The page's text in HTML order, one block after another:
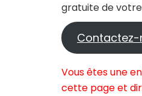
gratuite de
Contactez-
Vous êtes une
cette page et